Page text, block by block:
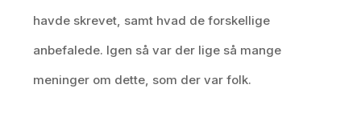
havde skrevet, samt hvad de forskellige
anbefalede. Igen så var der lige så mange
meninger om dette, som der var folk.